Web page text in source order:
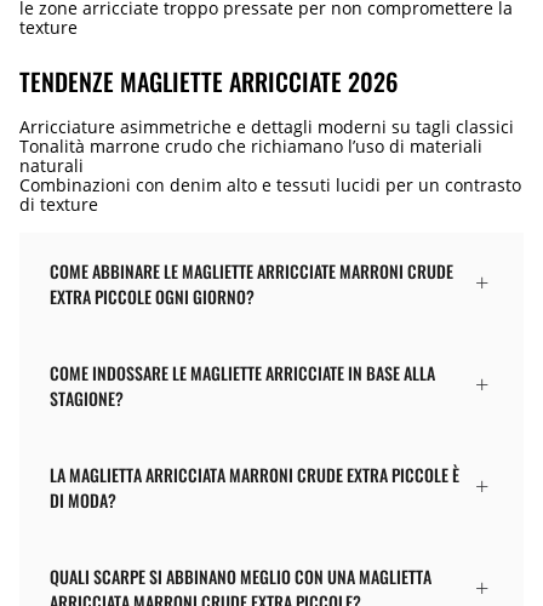
le zone arricciate troppo pressate per non compromettere la
texture
TENDENZE MAGLIETTE ARRICCIATE 2026
Arricciature asimmetriche e dettagli moderni su tagli classici
Tonalità marrone crudo che richiamano l’uso di materiali
naturali
Combinazioni con denim alto e tessuti lucidi per un contrasto
di texture
COME ABBINARE LE MAGLIETTE ARRICCIATE MARRONI CRUDE
EXTRA PICCOLE OGNI GIORNO?
COME INDOSSARE LE MAGLIETTE ARRICCIATE IN BASE ALLA
STAGIONE?
LA MAGLIETTA ARRICCIATA MARRONI CRUDE EXTRA PICCOLE È
DI MODA?
QUALI SCARPE SI ABBINANO MEGLIO CON UNA MAGLIETTA